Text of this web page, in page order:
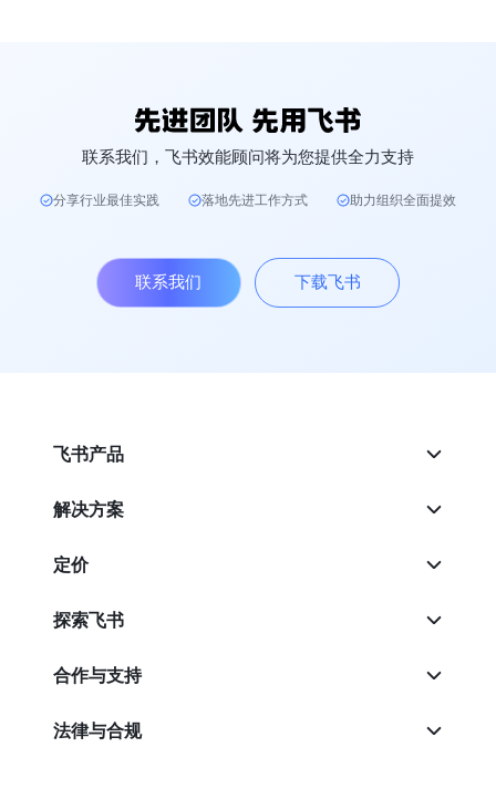
联系我们，飞书效能顾问将为您提供全力支持
分享行业最佳实践 落地先进工作方式 助力组织全面提效
联系我们 下载飞书
飞书产品
解决方案
定价
探索飞书
合作与支持
法律与合规